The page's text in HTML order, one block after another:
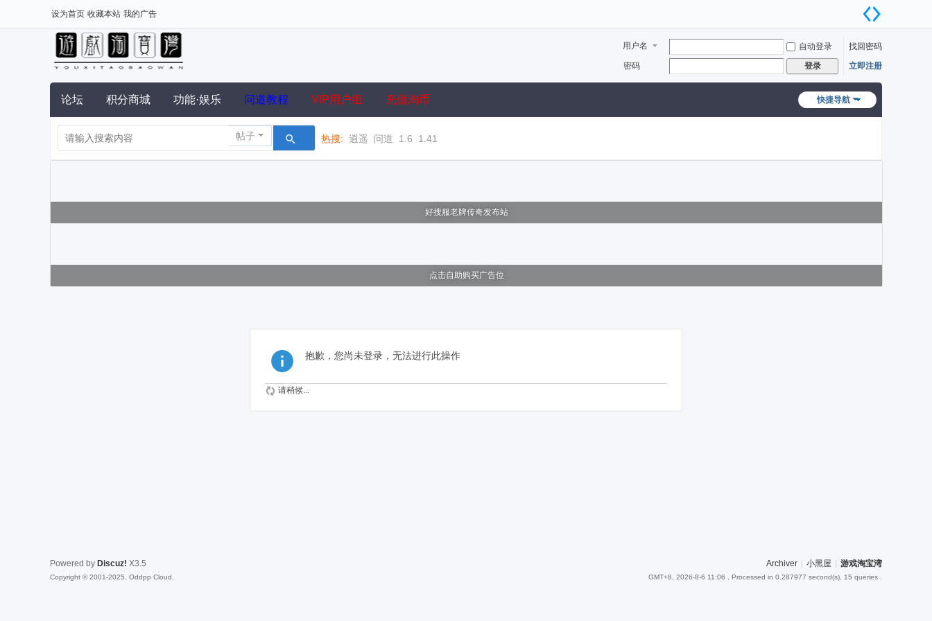
设为首页 收藏本站 我的广告
用户名 自动登录
找回密码
密码
登录 立即注册
快捷导航
论坛 积分商城 功能·娱乐 问道教程 VIP用户组 充值淘币
帖子 热搜: 逍遥 问道 1.6 1.41
好搜服老牌传奇发布站
点击自助购买广告位
抱歉，您尚未登录，无法进行此操作
请稍候...
Archiver 小黑屋 游戏淘宝湾
GMT+8, 2026-8-6 11:06 , Processed in 0.287977 second(s), 15 queries .
Powered by Discuz! X3.5
Copyright © 2001-2025, Oddpp Cloud.